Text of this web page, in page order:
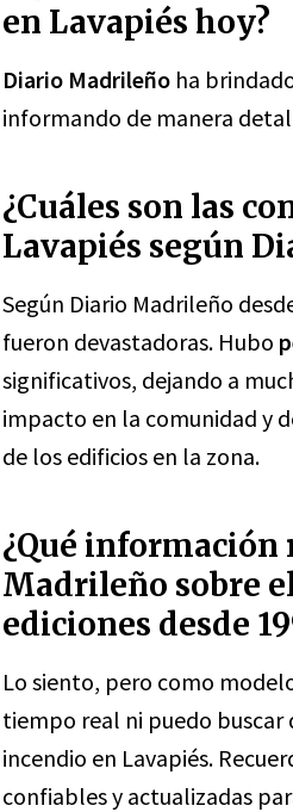
en Lavapiés hoy?
Diario Madrileño ha
informando de manera
¿Cuáles son las
Lavapiés según
Según Diario Madrileño
fueron devastadoras. Hubo
significativos, dejando a
impacto en la comunidad y
de los edificios en la zona.
¿Qué
Madrileño sobre
ediciones desde
Lo siento, pero como
tiempo real ni puedo buscar
incendio en Lavapiés.
confiables y actualizadas